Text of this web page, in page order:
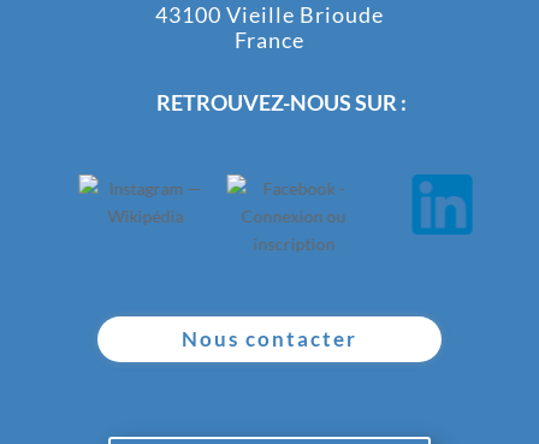
43100 Vieille Brioude
France
RETROUVEZ-NOUS SUR :
Nous contacter